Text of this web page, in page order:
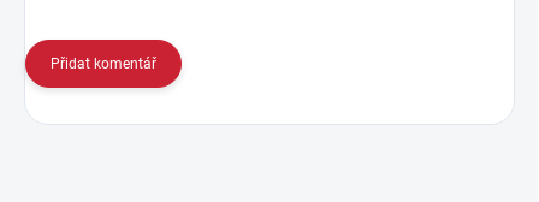
Přidat komentář